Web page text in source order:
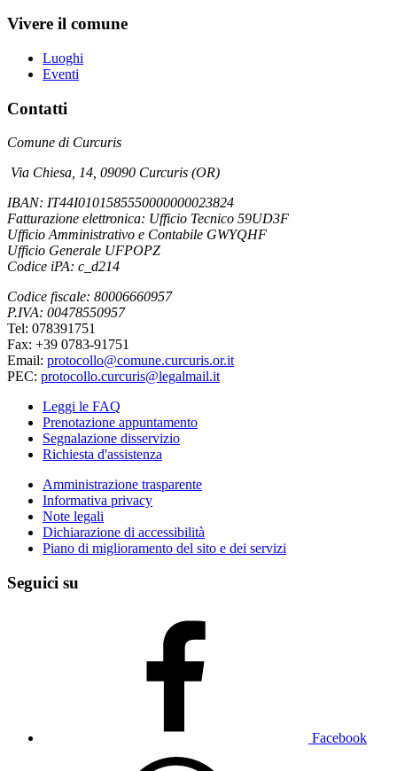
Vivere il comune
Luoghi
Eventi
Contatti
Comune di Curcuris
Via Chiesa, 14, 09090 Curcuris (OR)
IBAN: IT44I0101585550000000023824
Fatturazione elettronica: Ufficio Tecnico 59UD3F
Ufficio Amministrativo e Contabile GWYQHF
Ufficio Generale UFPOPZ
Codice iPA: c_d214
Codice fiscale: 80006660957
P.IVA: 00478550957
Tel: 078391751
Fax: +39 0783-91751
Email: protocollo@comune.curcuris.or.it
PEC: protocollo.curcuris@legalmail.it
Leggi le FAQ
Prenotazione appuntamento
Segnalazione disservizio
Richiesta d'assistenza
Amministrazione trasparente
Informativa privacy
Note legali
Dichiarazione di accessibilità
Piano di miglioramento del sito e dei servizi
Seguici su
Facebook